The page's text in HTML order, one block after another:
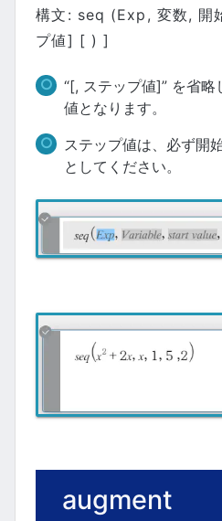
構文: seq (Exp, 変数, 開
プ値] [ ) ]
“[, ステップ値]” を省略
値となります。
ステップ値は、必ず開
としてください。
augment